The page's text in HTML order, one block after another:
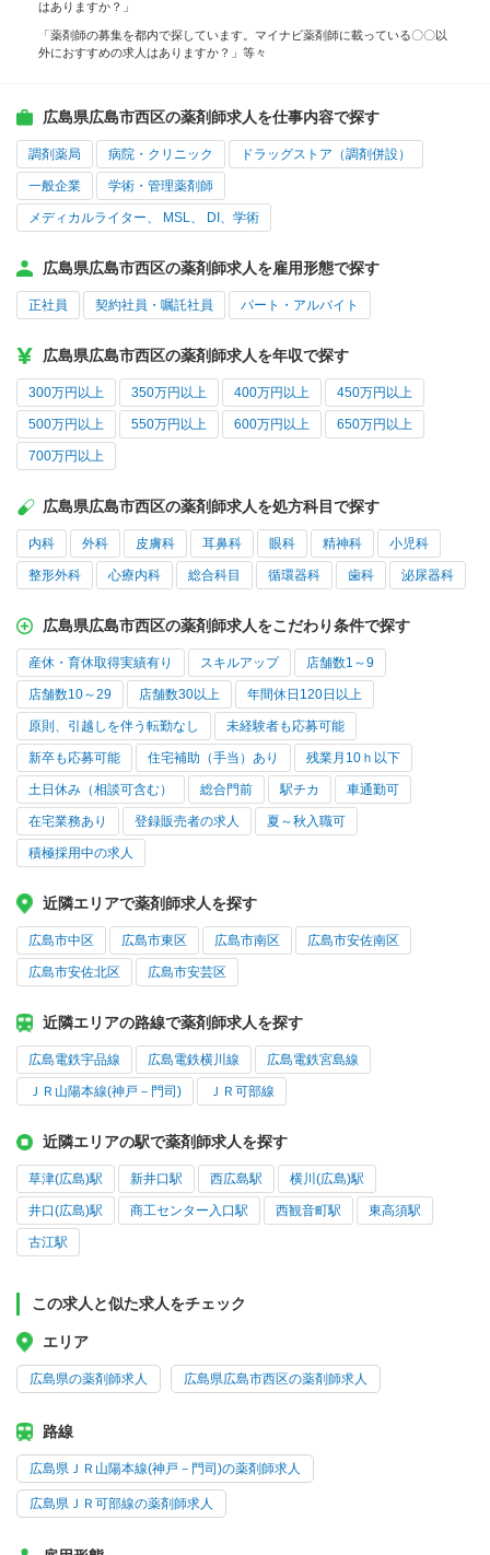
はありますか？」
「薬剤師の募集を都内で探しています。マイナビ薬剤師に載っている〇〇以
外におすすめの求人はありますか？」等々
広島県広島市西区の薬剤師求人を仕事内容で探す
調剤薬局 病院・クリニック ドラッグストア（調剤併設）
一般企業 学術・管理薬剤師
メディカルライター、 MSL、 DI、学術
広島県広島市西区の薬剤師求人を雇用形態で探す
正社員 契約社員・嘱託社員 パート・アルバイト
広島県広島市西区の薬剤師求人を年収で探す
300万円以上 350万円以上 400万円以上 450万円以上
500万円以上 550万円以上 600万円以上 650万円以上
700万円以上
広島県広島市西区の薬剤師求人を処方科目で探す
内科 外科 皮膚科 耳鼻科 眼科 精神科 小児科
整形外科 心療内科 総合科目 循環器科 歯科 泌尿器科
広島県広島市西区の薬剤師求人をこだわり条件で探す
産休・育休取得実績有り スキルアップ 店舗数1～9
店舗数10～29 店舗数30以上 年間休日120日以上
原則、引越しを伴う転勤なし 未経験者も応募可能
新卒も応募可能 住宅補助（手当）あり 残業月10ｈ以下
土日休み（相談可含む） 総合門前 駅チカ 車通勤可
在宅業務あり 登録販売者の求人 夏～秋入職可
積極採用中の求人
近隣エリアで薬剤師求人を探す
広島市中区 広島市東区 広島市南区 広島市安佐南区
広島市安佐北区 広島市安芸区
近隣エリアの路線で薬剤師求人を探す
広島電鉄宇品線 広島電鉄横川線 広島電鉄宮島線
ＪＲ山陽本線(神戸－門司) ＪＲ可部線
近隣エリアの駅で薬剤師求人を探す
草津(広島)駅 新井口駅 西広島駅 横川(広島)駅
井口(広島)駅 商工センター入口駅 西観音町駅 東高須駅
古江駅
この求人と似た求人をチェック
エリア
広島県の薬剤師求人 広島県広島市西区の薬剤師求人
路線
広島県ＪＲ山陽本線(神戸－門司)の薬剤師求人
広島県ＪＲ可部線の薬剤師求人